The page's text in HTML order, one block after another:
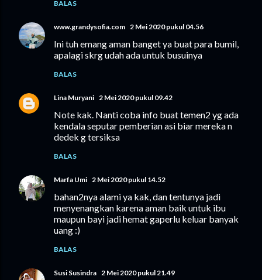
BALAS
www.grandysofia.com 2 Mei 2020 pukul 04.56
Ini tuh emang aman banget ya buat para bumil,
apalagi skrg udah ada untuk busuinya
BALAS
Lina Muryani 2 Mei 2020 pukul 09.42
Note kak. Nanti coba info buat temen2 yg ada
kendala seputar pemberian asi biar mereka n
dedek g tersiksa
BALAS
Marfa Umi 2 Mei 2020 pukul 14.52
bahan2nya alami ya kak, dan tentunya jadi
menyenangkan karena aman baik untuk ibu
maupun bayi jadi hemat gaperlu keluar banyak
uang :)
BALAS
Susi Susindra 2 Mei 2020 pukul 21.49